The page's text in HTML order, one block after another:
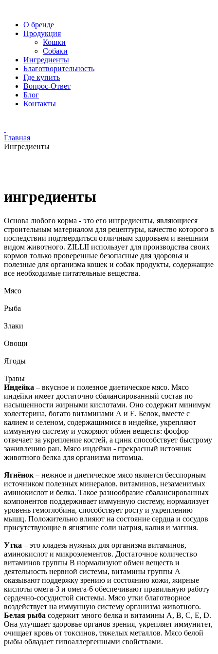
О бренде
Продукция
Кошки
Собаки
Ингредиенты
Благотворительность
Где купить
Вопрос-Ответ
Блог
Контакты
Главная
Ингредиенты
ингредиенты
Основа любого корма - это его ингредиенты, являющиеся
строительным материалом для рецептуры, качество которого в
последствии подтвердиться отличным здоровьем и внешним
видом животного. ZILLII использует для производства своих
кормов только проверенные безопасные для здоровья и
полезные для организма кошек и собак продукты, содержащие
все необходимые питательные вещества.
Мясо
Рыба
Злаки
Овощи
Ягоды
Травы
Индейка – вкусное и полезное диетическое мясо. Мясо
индейки имеет достаточно сбалансированный состав по
насыщенности жирными кислотами. Оно содержит минимум
холестерина, богато витаминами А и Е. Белок, вместе с
калием и селеном, содержащимися в индейке, укрепляют
иммунную систему и ускоряют обмен веществ: фосфор
отвечает за укрепление костей, а цинк способствует быстрому
заживлению ран. Мясо индейки - прекрасный источник
животного белка для организма питомца.
Ягнёнок – нежное и диетическое мясо является бесспорным
источником полезных минералов, витаминов, незаменимых
аминокислот и белка. Такое разнообразие сбалансированных
компонентов поддерживает иммунную систему, нормализует
уровень гемоглобина, способствует росту и укреплению
мышц. Положительно влияют на состояние сердца и сосудов
присутствующие в ягнятине соли натрия, калия и магния.
Утка – это кладезь нужных для организма витаминов,
аминокислот и микроэлементов. Достаточное количество
витаминов группы B нормализуют обмен веществ и
деятельность нервной системы, витамины группы A
оказывают поддержку зрению и состоянию кожи, жирные
кислоты омега-3 и омега-6 обеспечивают правильную работу
сердечно-сосудистой системы. Мясо утки благотворное
воздействует на иммунную систему организма животного.
Белая рыба содержит много белка и витамины А, В, С, Е, D.
Она улучшает здоровье органов зрения, укрепляет иммунитет,
очищает кровь от токсинов, тяжелых металлов. Мясо белой
рыбы обладает гипоаллергенными свойствами.